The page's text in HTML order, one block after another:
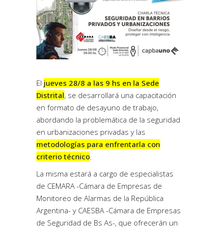
El jueves 28/8 a las 9 hs en la Sede
Distrital, se desarrollará una capacitación
en formato de desayuno de trabajo,
abordando la problemática de la seguridad
en urbanizaciones privadas y las
metodologías para enfrentarla con
criterio técnico
La misma estará a cargo de especialistas
de CEMARA -Cámara de Empresas de
Monitoreo de Alarmas de la República
Argentina- y CAESBA -Cámara de Empresas
de Seguridad de Bs As-, que ofrecerán un